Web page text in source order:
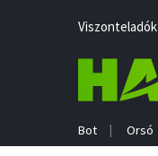
Viszonteladók
Bot Orsó